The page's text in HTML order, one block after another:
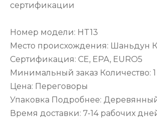
сертификации
Номер модели: HT13
Место происхождения: Шаньдун
Сертификация: CE, EPA, EURO5
Минимальный заказ Количество:
Цена: Переговоры
Упаковка Подробнее:
Время доставки: 7-14 рабочих